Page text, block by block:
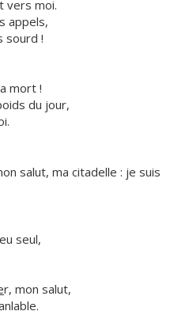
vers moi.
appels,
sourd !
mort !
du jour,
salut, ma citadelle : je suis
seul,
r, mon salut,